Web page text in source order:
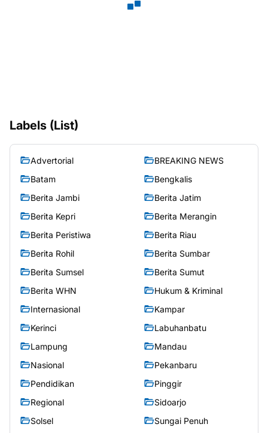
Labels (List)
Advertorial
BREAKING NEWS
Batam
Bengkalis
Berita Jambi
Berita Jatim
Berita Kepri
Berita Merangin
Berita Peristiwa
Berita Riau
Berita Rohil
Berita Sumbar
Berita Sumsel
Berita Sumut
Berita WHN
Hukum & Kriminal
Internasional
Kampar
Kerinci
Labuhanbatu
Lampung
Mandau
Nasional
Pekanbaru
Pendidikan
Pinggir
Regional
Sidoarjo
Solsel
Sungai Penuh